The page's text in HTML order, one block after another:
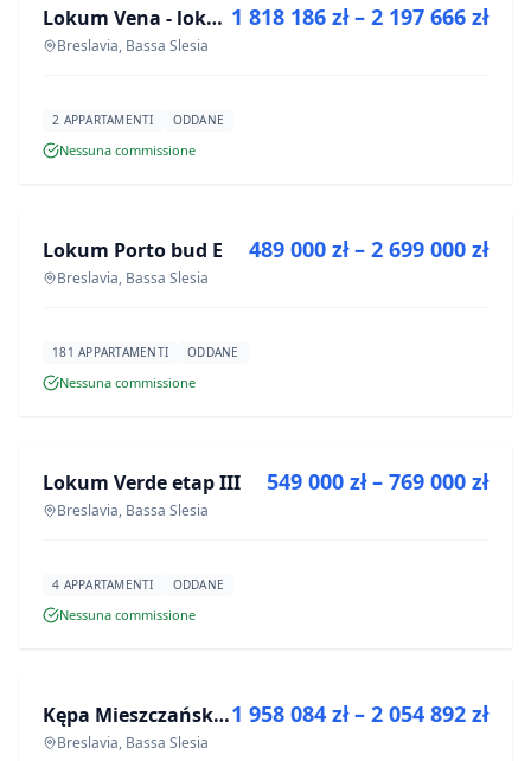
PROGETTO Lokum Vena - lokale użytkowe
Breslavia, Bassa Slesia
1 818 186 zł – 2 197 666 zł
2 APPARTAMENTI ODDANE
Nessuna commissione
PROGETTO
Lokum Porto bud E
Breslavia, Bassa Slesia
489 000 zł – 2 699 000 zł
181 APPARTAMENTI ODDANE
Nessuna commissione
PROGETTO
Lokum Verde etap III
Breslavia, Bassa Slesia
549 000 zł – 769 000 zł
4 APPARTAMENTI ODDANE
Nessuna commissione
PROGETTO Kępa Mieszczańska - lokale użytkowe
Breslavia, Bassa Slesia
1 958 084 zł – 2 054 892 zł